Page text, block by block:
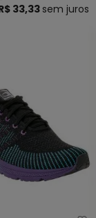
33,33 sem juros